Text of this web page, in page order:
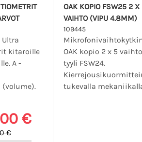
Ultra
kitaroille
A -
€
€
OAK KOPIO FSW25 2 X
VAIHTO (VIPU 4.8MM)
109445
OAK kopio 2 x 5
tyyli FSW24.
tukevalla